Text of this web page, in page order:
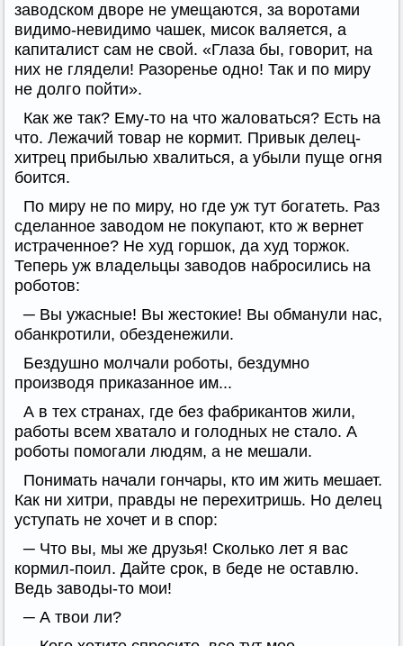
заводском дворе не умещаются, за воротами
видимо-невидимо чашек, мисок валяется, а
капиталист сам не свой. «Глаза бы, говорит, на
них не глядели! Разоренье одно! Так и по миру
не долго пойти».
Как же так? Ему-то на что жаловаться? Есть на
что. Лежачий товар не кормит. Привык делец-
хитрец прибылью хвалиться, а убыли пуще огня
боится.
По миру не по миру, но где уж тут богатеть. Раз
сделанное заводом не покупают, кто ж вернет
истраченное? Не худ горшок, да худ торжок.
Теперь уж владельцы заводов набросились на
роботов:
─ Вы ужасные! Вы жестокие! Вы обманули нас,
обанкротили, обезденежили.
Бездушно молчали роботы, бездумно
производя приказанное им...
А в тех странах, где без фабрикантов жили,
работы всем хватало и голодных не стало. А
роботы помогали людям, а не мешали.
Понимать начали гончары, кто им жить мешает.
Как ни хитри, правды не перехитришь. Но делец
уступать не хочет и в спор:
─ Что вы, мы же друзья! Сколько лет я вас
кормил-поил. Дайте срок, в беде не оставлю.
Ведь заводы-то мои!
─ А твои ли?